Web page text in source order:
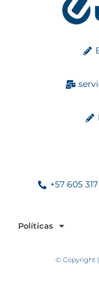
+57 605
Políticas
© Copyright